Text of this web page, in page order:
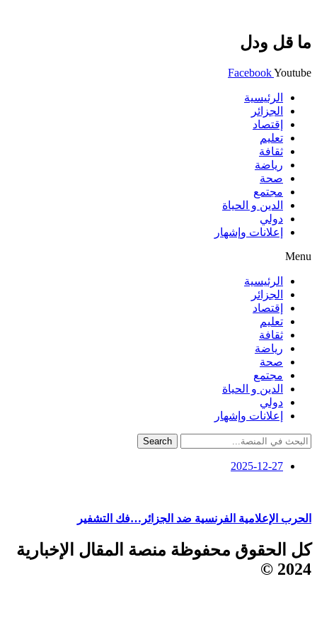
ما قل ودل
FacebookYoutube
الرئيسية
الجزائر
إقتصاد
تعليم
ثقافة
رياضة
صحة
مجتمع
الدين و الحياة
دولي
إعلانات وإشهار
Menu
الرئيسية
الجزائر
إقتصاد
تعليم
ثقافة
رياضة
صحة
مجتمع
الدين و الحياة
دولي
إعلانات وإشهار
Search
2025-12-27
الحرب الإعلامية الفرنسية ضد الجزائر…فك التشفير
كل الحقوق محفوظة منصة المقال الإخبارية
2024 ©